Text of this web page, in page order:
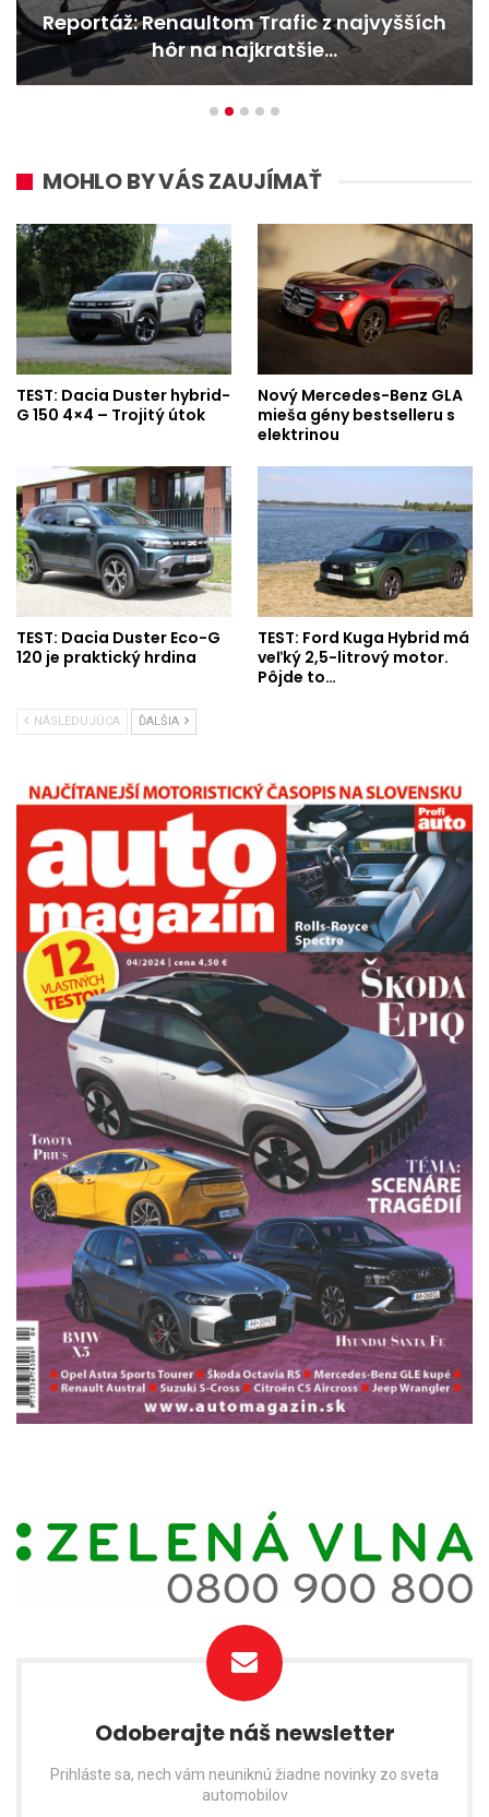
Reportáž: Renaultom Trafic z najvyšších
hôr na najkratšie…
MOHLO BY VÁS ZAUJÍMAŤ
TEST: Dacia Duster hybrid-
G 150 4×4 – Trojitý útok
Nový Mercedes-Benz GLA
mieša gény bestselleru s
elektrinou
TEST: Dacia Duster Eco-G
120 je praktický hrdina
TEST: Ford Kuga Hybrid má
veľký 2,5-litrový motor.
Pôjde to…
NÁSLEDUJÚCA ĎALŠIA
Odoberajte náš newsletter
Prihláste sa, nech vám neuniknú žiadne novinky zo sveta
automobilov